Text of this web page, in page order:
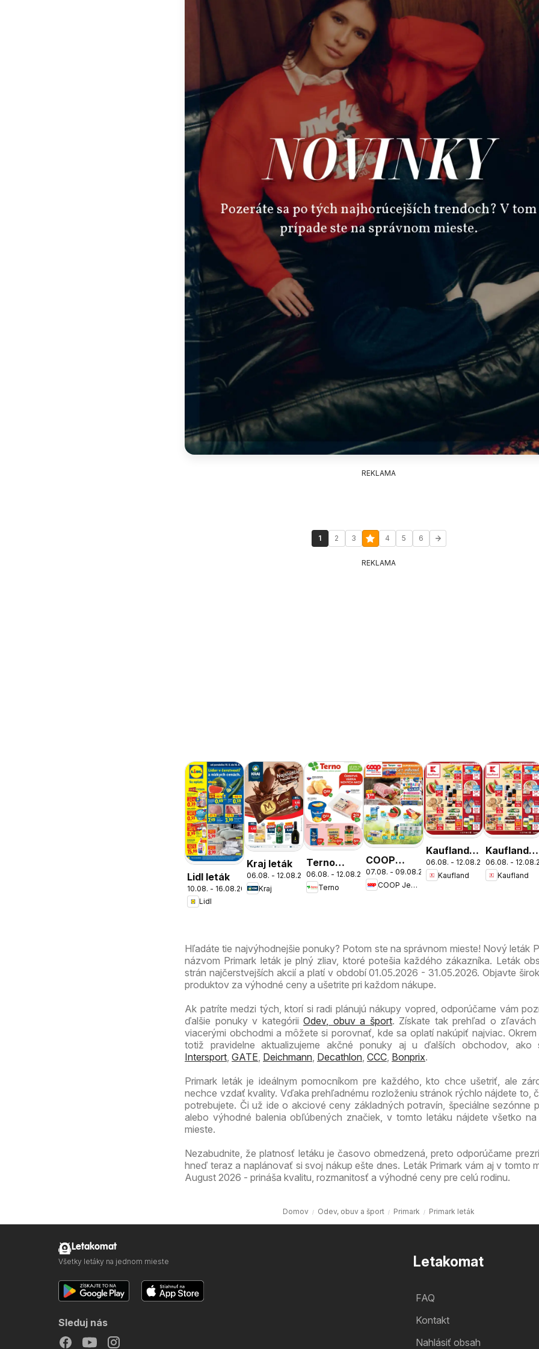
REKLAMA
1 2 3 4 5 6
REKLAMA
Lidl leták
10.08. - 16.08.2026
Lidl
Kraj leták
06.08. - 12.08.2026
Kraj
Terno
leták
06.08. - 12.08.2026
Terno
COOP
Jednota
cez víkend
07.08. - 09.08.2026
COOP Jednota
Kaufland
Bratislava-
Nové
06.08. - 12.08.2026
Kaufland
Kaufland
Bratislava-
Petržalka
06.08. -
Kaufland
Hľadáte tie najvýhodnejšie ponuky? Potom ste na správnom mieste! Nový leták
názvom Primark leták je plný zliav, ktoré potešia každého zákazníka. Leták
strán najčerstvejších akcií a platí v období 01.05.2026 - 31.05.2026. Objavte
produktov za výhodné ceny a ušetrite pri každom nákupe.
Ak patríte medzi tých, ktorí si radi plánujú nákupy vopred, odporúčame vám
ďalšie ponuky v kategóriiOdev, obuv a šport. Získate tak prehľad o zľavách
viacerými obchodmi a môžete si porovnať, kde sa oplatí nakúpiť najviac. Okrem
totiž pravidelne aktualizujeme akčné ponuky aj u ďalších obchodov, ako
Intersport GATE Deichmann Decathlon CCC Bonprix.
Primark leták je ideálnym pomocníkom pre každého, kto chce ušetriť, ale
nechce vzdať kvality. Vďaka prehľadnému rozloženiu stránok rýchlo nájdete to,
potrebujete. Či už ide o akciové ceny základných potravín, špeciálne sezónne
alebo výhodné balenia obľúbených značiek, v tomto letáku nájdete všetko na
mieste.
Nezabudnite, že platnosť letáku je časovo obmedzená, preto odporúčame
hneď teraz a naplánovať si svoj nákup ešte dnes. Leták Primark vám aj v tomto
August 2026 - prináša kvalitu, rozmanitosť a výhodné ceny pre celú rodinu.
Domov Odev, obuv a šport Primark Primark leták
Letakomat
FAQ
Kontakt
Nahlásiť obsah
Letakomat
Všetky letáky na jednom mieste
Sleduj nás